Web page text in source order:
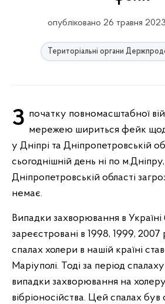
опубліковано 26 травня
Територіальні органи
З початку повномасштабної війни інтернет- мережею шириться фейк
у Дніпрі та Дніпропетровській
сьогоднішній день ні по
Дніпропетровській області
немає.
Випадки захворювання в Україні
зареєстровані в 1998, 1999,
спалах холери в нашій країні
Маріуполі. Тоді за період
випадки захворювання на
вібріоносійства. Цей спалах